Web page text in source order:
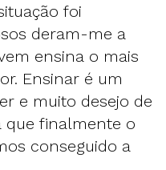
foi
deram-me a
ensina o mais
Ensinar é um
e muito desejo de
que finalmente o
conseguido a